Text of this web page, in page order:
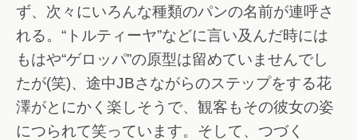
ず、次々にいろんな種類のパンの名前が連呼さ
れる。“トルティーヤ”などに言い及んだ時には
もはや“ゲロッパ”の原型は留めていませんでし
たが(笑)、途中JBさながらのステップをする花
澤がとにかく楽しそうで、観客もその彼女の姿
につられて笑っています。そして、つづく